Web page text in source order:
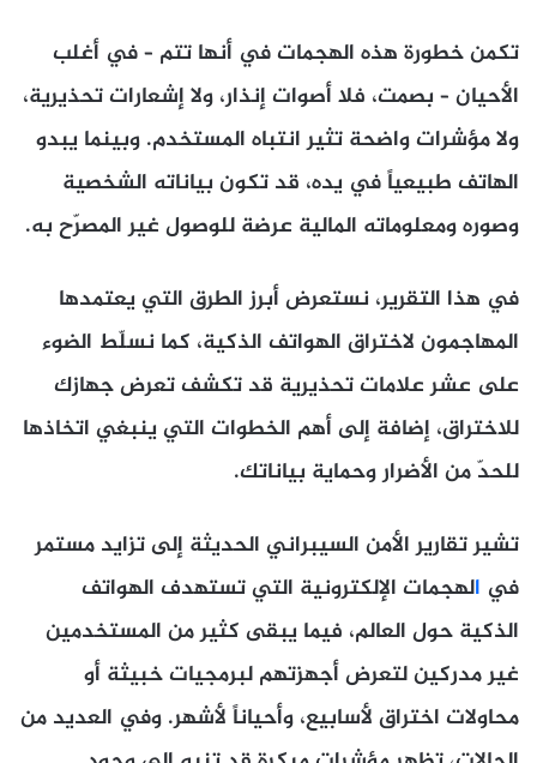
تكمن خطورة هذه الهجمات في أنها تتم – في أغلب
الأحيان – بصمت، فلا أصوات إنذار، ولا إشعارات تحذيرية،
ولا مؤشرات واضحة تثير انتباه المستخدم. وبينما يبدو
الهاتف طبيعياً في يده، قد تكون بياناته الشخصية
وصوره ومعلوماته المالية عرضة للوصول غير المصرّح به.
في هذا التقرير، نستعرض أبرز الطرق التي يعتمدها
المهاجمون لاختراق الهواتف الذكية، كما نسلّط الضوء
على عشر علامات تحذيرية قد تكشف تعرض جهازك
للاختراق، إضافة إلى أهم الخطوات التي ينبغي اتخاذها
للحدّ من الأضرار وحماية بياناتك.
تشير تقارير الأمن السيبراني الحديثة إلى تزايد مستمر
في الهجمات الإلكترونية التي تستهدف الهواتف
الذكية حول العالم، فيما يبقى كثير من المستخدمين
غير مدركين لتعرض أجهزتهم لبرمجيات خبيثة أو
محاولات اختراق لأسابيع، وأحياناً لأشهر. وفي العديد من